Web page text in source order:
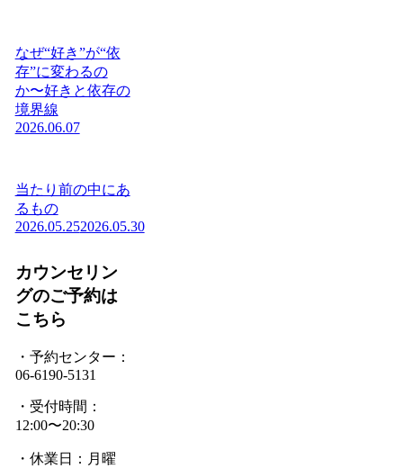
なぜ“好き”が“依
存”に変わるの
か〜好きと依存の
境界線
2026.06.07
当たり前の中にあ
るもの
2026.05.252026.05.30
カウンセリン
グのご予約は
こちら
・予約センター：
06-6190-5131
・受付時間：
12:00〜20:30
・休業日：月曜